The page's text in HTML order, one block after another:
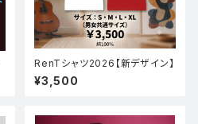
RenTシャツ2026【新デザイン】
¥3,500